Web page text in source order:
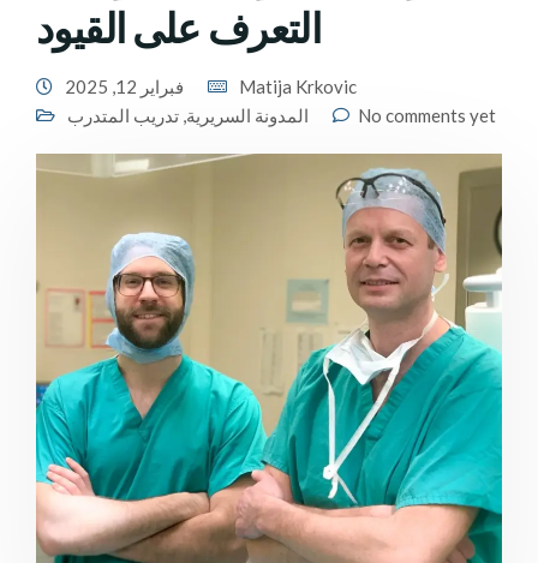
التعرف على القيود
فبراير 12, 2025
Matija Krkovic
المدونة السريرية, تدريب المتدرب No comments yet